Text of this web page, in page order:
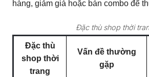
hàng, giảm giá hoặc bán combo để
Đặc thù shop thời
Đặc thù
shop thời
trang
Vấn đề thường
gặp